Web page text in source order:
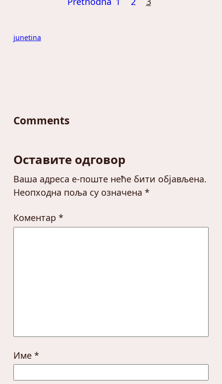
junetina
Comments
Оставите одговор
Ваша адреса е-поште неће бити објављена.
Неопходна поља су означена *
Коментар *
Име *